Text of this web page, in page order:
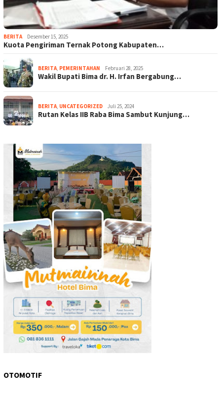
BERITA Desember 15, 2025
Kuota Pengiriman Ternak Potong Kabupaten…
BERITA PEMERINTAHAN Februari 28, 2025
Wakil Bupati Bima dr. H. Irfan Bergabung…
BERITA UNCATEGORIZED Juli 25, 2024
Rutan Kelas IIB Raba Bima Sambut Kunjung…
OTOMOTIF